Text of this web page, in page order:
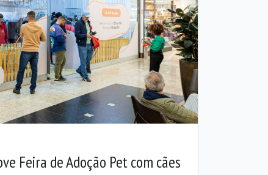
Feira de Adoção Pet com cães
Próxima